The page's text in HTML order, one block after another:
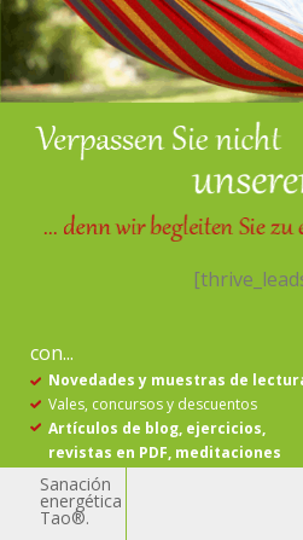
Sanación
energética
Tao®.
con...
Novedades y muestras de
Vales, concursos y descuentos
Artículos de blog, ejercicios,
revistas en PDF, meditaciones
Sí, deseo recibir información sobre
akademie bios - Dra. Ernestina
informado.
Lo